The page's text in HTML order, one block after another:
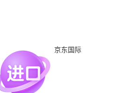
京东国际